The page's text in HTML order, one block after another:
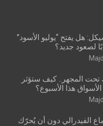
هل يفتح “يوليو الأسود”
لصعود جديد؟
تحت المجهر.. كيف ستؤثر
الأسواق هذا الأسبوع؟
الفيدرالي دون أن يُحرّك